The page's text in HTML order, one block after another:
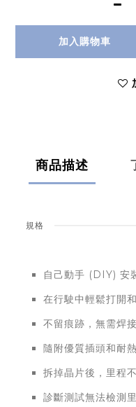
加入購物車
商品描述
規格
自己動手 (DIY) 安
在行駛中輕鬆打開
不留痕跡，無需焊
隨附優質插頭和耐
拆掉晶片後，里程
診斷測試無法檢測